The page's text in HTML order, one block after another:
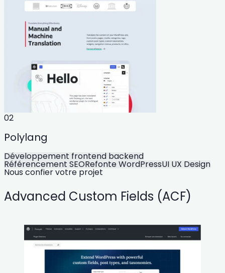
02
Polylang
Développement frontend backend
Référencement SEORefonte WordPressUI UX Design
Nous confier votre projet
Advanced Custom Fields (ACF)